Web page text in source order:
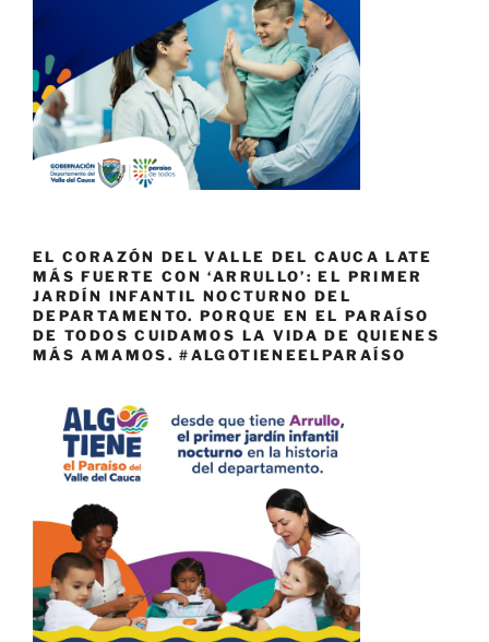
EL CORAZÓN DEL VALLE DEL CAUCA LATE
MÁS FUERTE CON ‘ARRULLO’: EL PRIMER
JARDÍN INFANTIL NOCTURNO DEL
DEPARTAMENTO. PORQUE EN EL PARAÍSO
DE TODOS CUIDAMOS LA VIDA DE QUIENES
MÁS AMAMOS. #ALGOTIENEELPARAÍSO